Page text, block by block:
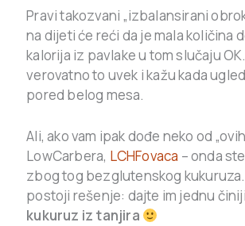
Pravi takozvani „izbalansirani
na dijeti će reći da je mala količina
kalorija iz pavlake u tom slučaju
verovatno to uvek i kažu kada
pored belog mesa.
Ali, ako vam ipak dođe neko od
LowCarbera, LCHFovaca – onda
zbog tog bezglutenskog kukuruza.
postoji rešenje: dajte im jednu
kukuruz iz tanjira